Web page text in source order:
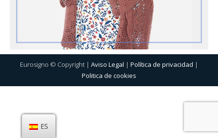
Eurosigno © Copyright | Aviso Legal | Política de privacidad |
Politica de cookies
ES